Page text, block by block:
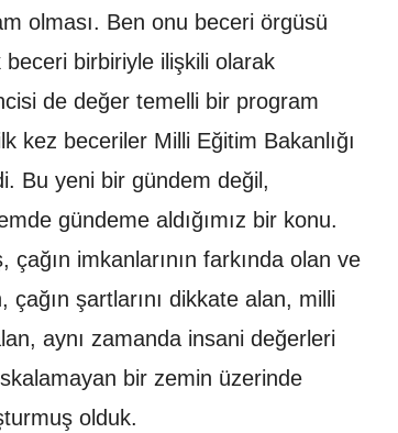
olması. Ben onu beceri örgüsü
birbiriyle ilişkili olarak
de değer temelli bir program
kez beceriler Milli Eğitim Bakanlığı
Bu yeni bir gündem değil,
gündeme aldığımız bir konu.
imkanlarının farkında olan ve
şartlarını dikkate alan, milli
aynı zamanda insani değerleri
bir zemin üzerinde
olduk.